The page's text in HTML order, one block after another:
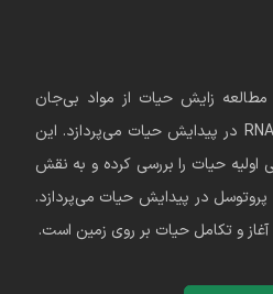
مطالعه زایش حیات از مواد بی‌جان
(آبیوجنسیس) و نقش جهان RNA در پیدایش حیات می‌پردازد. این
اولیه حیات را بررسی کرده و به نقش
در پیدایش حیات می‌پردازد.
و تکامل حیات بر روی زمین است.